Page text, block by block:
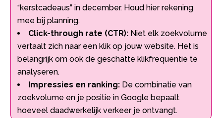
“kerstcadeaus” in december. Houd hier rekening
mee bij planning.
Click-through rate (CTR): Niet elk zoekvolume
vertaalt zich naar een klik op jouw website. Het is
belangrijk om ook de geschatte klikfrequentie te
analyseren.
Impressies en ranking: De combinatie van
zoekvolume en je positie in Google bepaalt
hoeveel daadwerkelijk verkeer je ontvangt.